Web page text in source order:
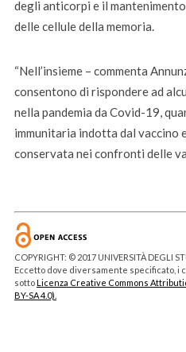
degli anticorpi e il
delle cellule della memoria.
“Nell’insieme – commenta
consentono di rispondere ad
nella pandemia da Covid-19,
immunitaria indotta dal vaccino
conservata nei confronti delle
COPYRIGHT: © 2017 UNIVERSITÀ DEGLI
Eccetto dove diversamente specificato, i
sottoLicenza Creative Commons
BY-SA 4.0).